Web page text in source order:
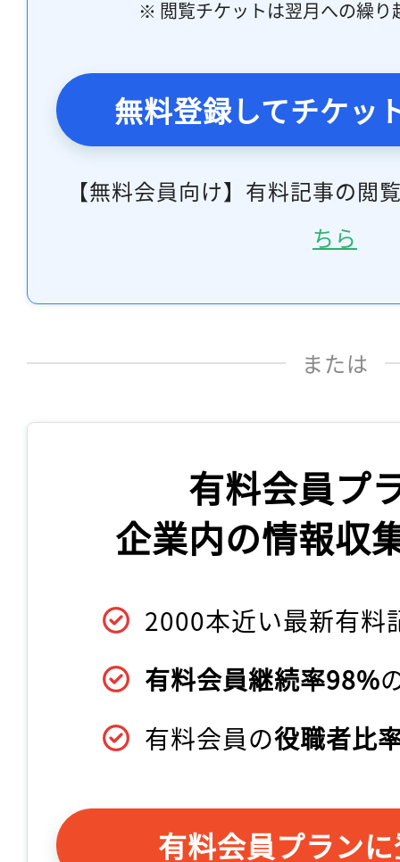
※ 閲覧チケットは翌月への繰り
無料登録してチケッ
【無料会員向け】有料記事の閲
ちら
または
有料会員プ
企業内の情報収
2000本近い最新有料
有料会員継続率98%
有料会員の役職者比
有料会員プラン